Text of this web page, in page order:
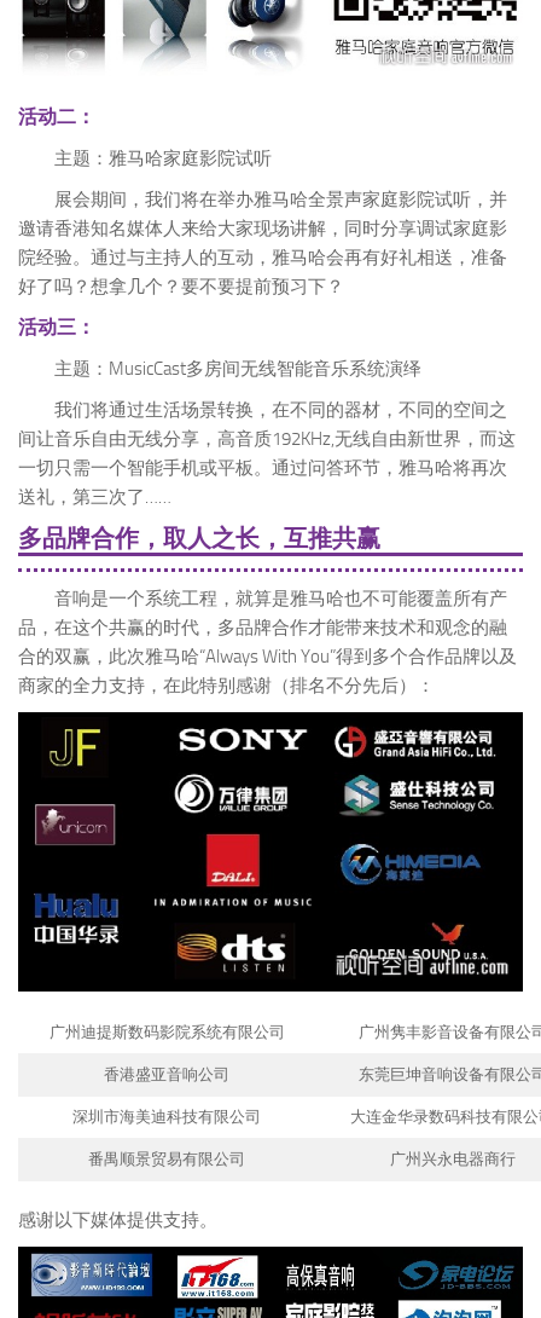
活动二：
主题：雅马哈家庭影院试听
展会期间，我们将在举办雅马哈全景声家庭影院试听，并
邀请香港知名媒体人来给大家现场讲解，同时分享调试家庭影
院经验。通过与主持人的互动，雅马哈会再有好礼相送，准备
好了吗？想拿几个？要不要提前预习下？
活动三：
主题：MusicCast多房间无线智能音乐系统演绎
我们将通过生活场景转换，在不同的器材，不同的空间之
间让音乐自由无线分享，高音质192KHz,无线自由新世界，而这
一切只需一个智能手机或平板。通过问答环节，雅马哈将再次
送礼，第三次了……
多品牌合作，取人之长，互推共赢
音响是一个系统工程，就算是雅马哈也不可能覆盖所有产
品，在这个共赢的时代，多品牌合作才能带来技术和观念的融
合的双赢，此次雅马哈“Always With You”得到多个合作品牌以及
商家的全力支持，在此特别感谢（排名不分先后）：
广州迪提斯数码影院系统有限公司 广州隽丰影音设备有限公
香港盛亚音响公司 东莞巨坤音响设备有限公
深圳市海美迪科技有限公司 大连金华录数码科技有限
番禺顺景贸易有限公司 广州兴永电器商行
感谢以下媒体提供支持。